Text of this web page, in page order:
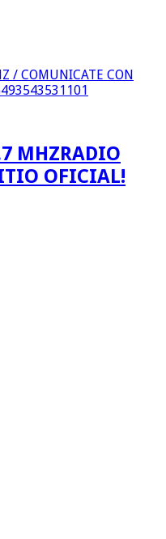
/ COMUNICATE CON
RADIO
OFICIAL!